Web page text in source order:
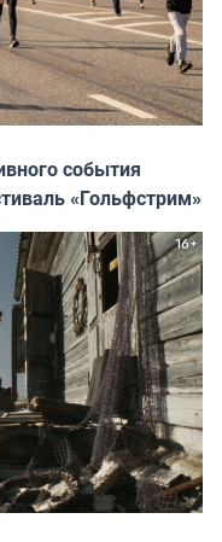
события
«Гольфстрим»